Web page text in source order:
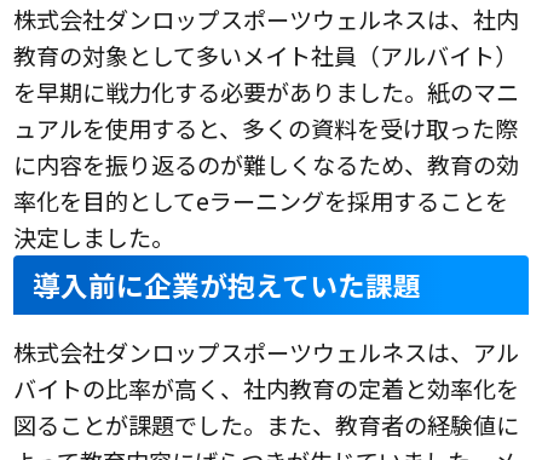
株式会社ダンロップスポーツウェルネスは、社内
教育の対象として多いメイト社員（アルバイト）
を早期に戦力化する必要がありました。紙のマニ
ュアルを使用すると、多くの資料を受け取った際
に内容を振り返るのが難しくなるため、教育の効
率化を目的としてeラーニングを採用することを
決定しました。
導入前に企業が抱えていた課題
株式会社ダンロップスポーツウェルネスは、アル
バイトの比率が高く、社内教育の定着と効率化を
図ることが課題でした。また、教育者の経験値に